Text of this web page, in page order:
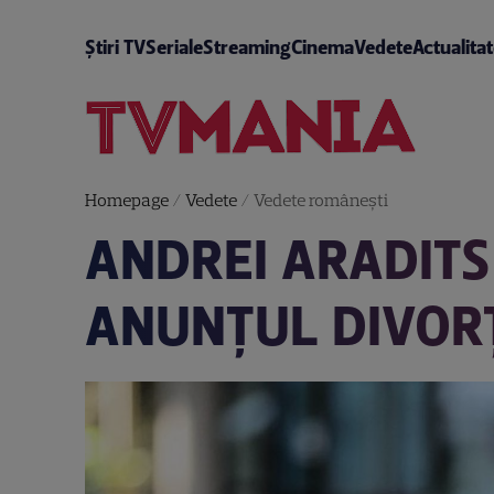
Știri TVSerialeStreamingCinemaVedete
Homepage/ Vedete/ Vedete româneşti
ANDREI
ANUNȚUL